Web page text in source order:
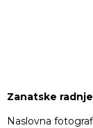
Zanatske
Naslovna